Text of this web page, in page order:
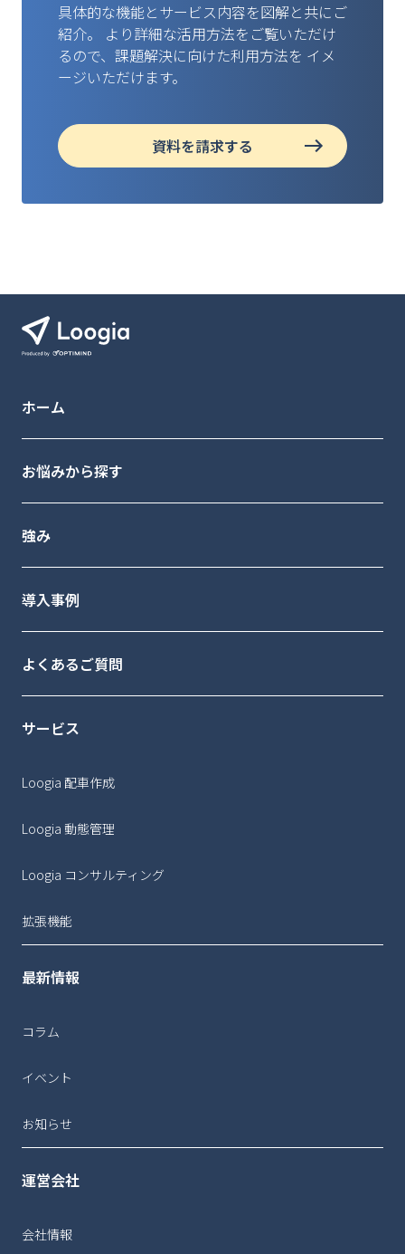
具体的な機能とサービス内容を図解と共にご
紹介。
より詳細な活用方法をご覧いただけ
るので、課題解決に向けた利用方法を イメ
ージいただけます。
資料を請求する
ホーム
お悩みから探す
強み
導入事例
よくあるご質問
サービス
Loogia 配車作成
Loogia 動態管理
Loogia コンサルティング
拡張機能
最新情報
コラム
イベント
お知らせ
運営会社
会社情報